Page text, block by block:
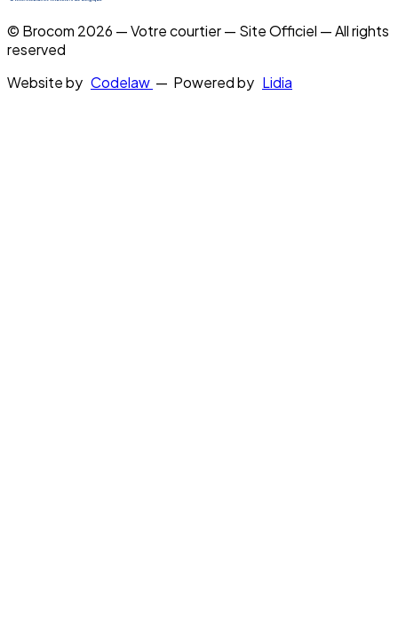
© Brocom 2026 — Votre courtier — Site Officiel — All rights
reserved
Website by Codelaw — Powered by Lidia